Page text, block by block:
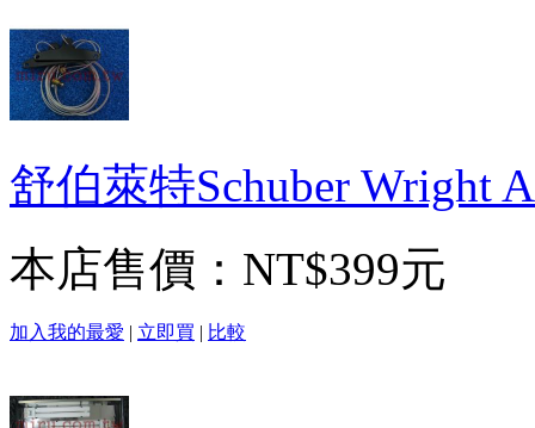
舒伯萊特Schuber Wright
本店售價： NT$399元
加入我的最愛 | 立即買 | 比較